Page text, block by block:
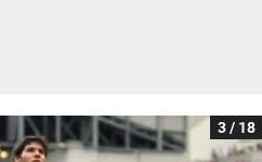
3 / 18